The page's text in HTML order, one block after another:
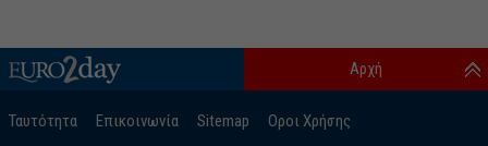
Ταυτότητα Επικοινωνία Sitemap Οροι Χρήσης
Αρχή